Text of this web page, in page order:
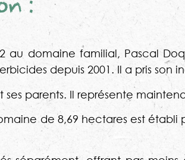
:
au domaine familial, Pascal
depuis 2001. Il a pris
ses parents. Il représente
de 8,69 hectares est établi